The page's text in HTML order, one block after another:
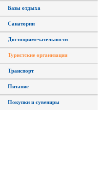
Базы отдыха
Санатории
Достопримечательности
Туристские организации
Транспорт
Питание
Покупки и сувениры